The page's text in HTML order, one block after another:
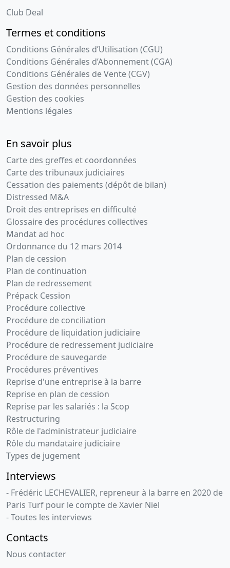
Club Deal
Termes et conditions
Conditions Générales d’Utilisation (CGU)
Conditions Générales d’Abonnement (CGA)
Conditions Générales de Vente (CGV)
Gestion des données personnelles
Gestion des cookies
Mentions légales
En savoir plus
Carte des greffes et coordonnées
Carte des tribunaux judiciaires
Cessation des paiements (dépôt de bilan)
Distressed M&A
Droit des entreprises en difficulté
Glossaire des procédures collectives
Mandat ad hoc
Ordonnance du 12 mars 2014
Plan de cession
Plan de continuation
Plan de redressement
Prépack Cession
Procédure collective
Procédure de conciliation
Procédure de liquidation judiciaire
Procédure de redressement judiciaire
Procédure de sauvegarde
Procédures préventives
Reprise d'une entreprise à la barre
Reprise en plan de cession
Reprise par les salariés : la Scop
Restructuring
Rôle de l'administrateur judiciaire
Rôle du mandataire judiciaire
Types de jugement
Interviews
- Frédéric LECHEVALIER, repreneur à la barre en 2020 de
Paris Turf pour le compte de Xavier Niel
- Toutes les interviews
Contacts
Nous contacter